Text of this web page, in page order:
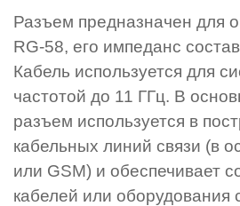
Разъем предназначен для
RG-58, его импеданс
Кабель используется для
частотой до 11 ГГц. В
разъем используется в
кабельных линий связи (в
или GSM) и обеспечивает
кабелей или